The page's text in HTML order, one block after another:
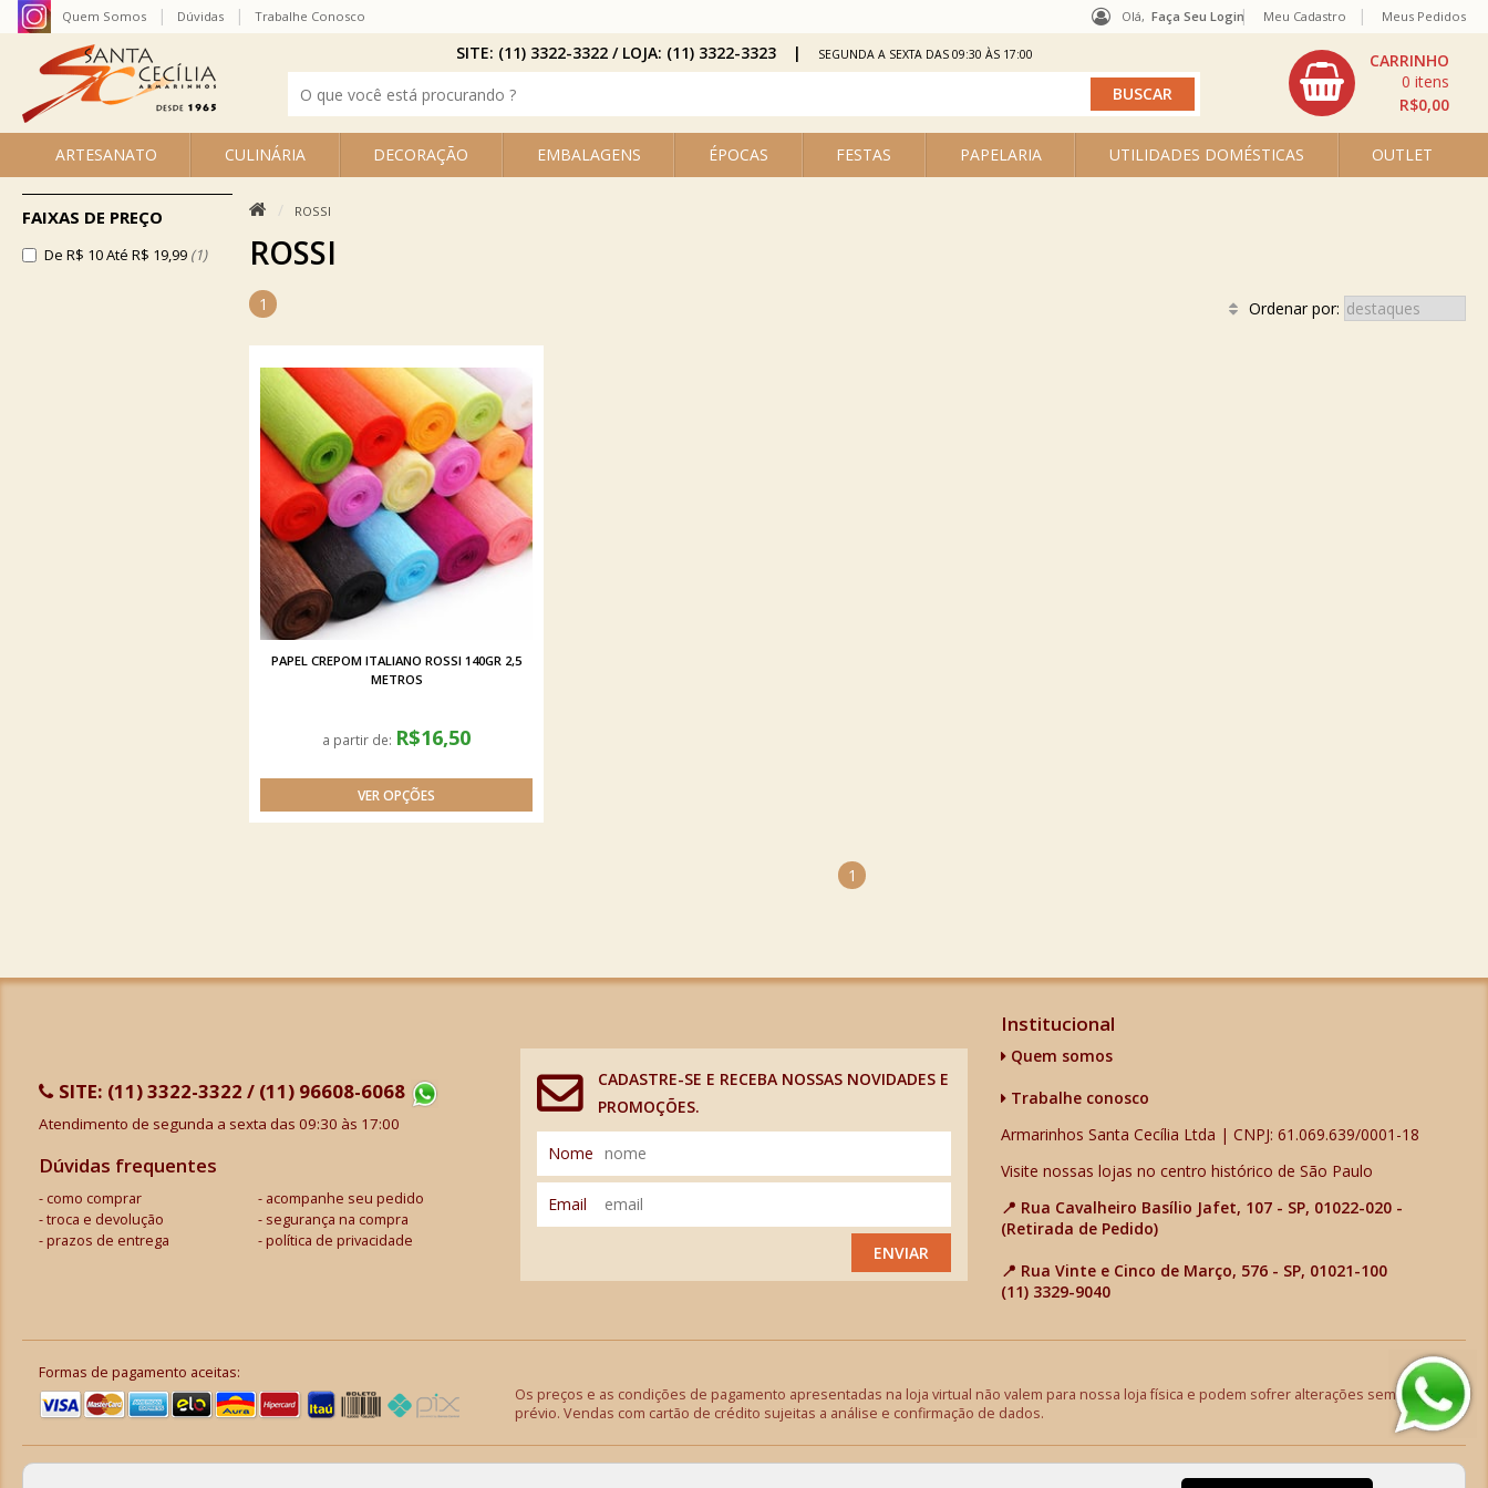
Olá, Faça Seu Login
ARTESANATO CULINÁRIA DECORAÇÃO EMBALAGENS ÉPOCAS FESTAS PAPELARIA UTILIDADES DOMÉSTICAS OUTLET
R$0,00
0
Quem Somos Dúvidas Trabalhe Conosco Meu Cadastro Meus Pedidos
SITE: (11) 3322-3322 / LOJA: (11) 3322-3323 SEGUNDA A SEXTA DAS 09:30 ÀS 17:00
FAIXAS DE PREÇO
De R$ 10 Até R$ 19,99 (1)
ROSSI
ROSSI
Ordenar por:
1
PAPEL CREPOM ITALIANO ROSSI 140GR 2,5
METROS
a partir de: R$16,50
1
SITE: (11) 3322-3322 / (11) 96608-6068
Atendimento de segunda a sexta das 09:30 às 17:00
Dúvidas frequentes
como comprar
acompanhe seu pedido
troca e devolução
segurança na compra
prazos de entrega
política de privacidade
CADASTRE-SE E RECEBA NOSSAS NOVIDADES E
PROMOÇÕES.
Nome
Email
ENVIAR
Institucional
Quem somos
Trabalhe conosco
Armarinhos Santa Cecília Ltda | CNPJ: 61.069.639/0001-18
Visite nossas lojas no centro histórico de São Paulo
📍 Rua Cavalheiro Basílio Jafet, 107 - SP, 01022-020 -
(Retirada de Pedido)
📍 Rua Vinte e Cinco de Março, 576 - SP, 01021-100
(11) 3329-9040
Formas de pagamento aceitas:
Os preços e as condições de pagamento apresentadas na loja virtual não valem para nossa loja física e podem sofrer alterações sem aviso
prévio. Vendas com cartão de crédito sujeitas a análise e confirmação de dados.